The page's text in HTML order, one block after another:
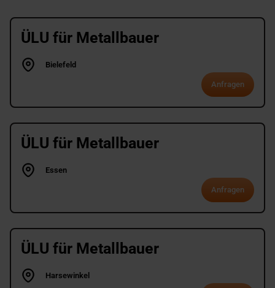
ÜLU für Metallbauer
Bielefeld
Anfragen
ÜLU für Metallbauer
Essen
Anfragen
ÜLU für Metallbauer
Harsewinkel